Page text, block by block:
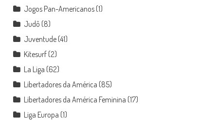
Jogos Pan-Americanos(1)
Judô (8)
Juventude(41)
Kitesurf(2)
La Liga (62)
Libertadores da América (85)
Libertadores da América Feminina (17)
Liga Europa (1)